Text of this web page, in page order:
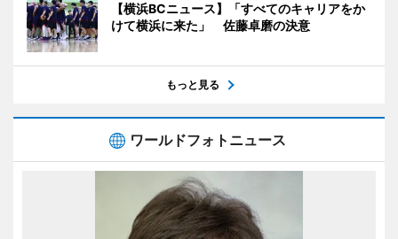
【横浜BCニュース】「すべてのキャリアをか
けて横浜に来た」 佐藤卓磨の決意
もっと見る
ワールドフォトニュース